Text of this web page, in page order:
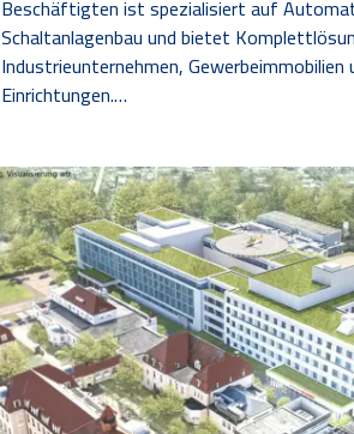
Beschäftigten ist spezialisiert auf
Schaltanlagenbau und bietet
Industrieunternehmen,
Einrichtungen.…